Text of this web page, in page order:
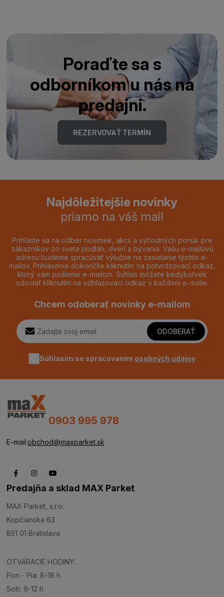
Poraďte sa s
odborníkom u nás na
predajni.
REZERVOVAŤ TERMÍN
Najdôležitejšie novinky
priamo na váš mail
Prihláste sa na odber noviniek, akcií a výhodných ponúk pre
zákazníkov zo sveta podláh, dverí a bývania. Vašu e-mailovú
adresu budeme spracúvať výlučne na zasielanie týchto e-
mailov. Prihlásenie dokončíte kliknutím na potvrdzovací odkaz,
ktorý vám pošleme e-mailom. Súhlas môžete kedykoľvek
odvolať kliknutím na odhlasovací odkaz v každom e-maile.
Chcem odoberať novinky e-mailom
ODOBERAŤ
Súhlasím so spracovaním osobných údajov
0903 995 978
E-mail:obchod@maxparket.sk
Predajňa a sklad MAX Parket
MAX Parket, s.r.o.
Kopčianska 63
851 01 Bratislava
OTVÁRACIE HODINY:
Pon - Pia: 8-18 h.
Sob: 9-12 h.